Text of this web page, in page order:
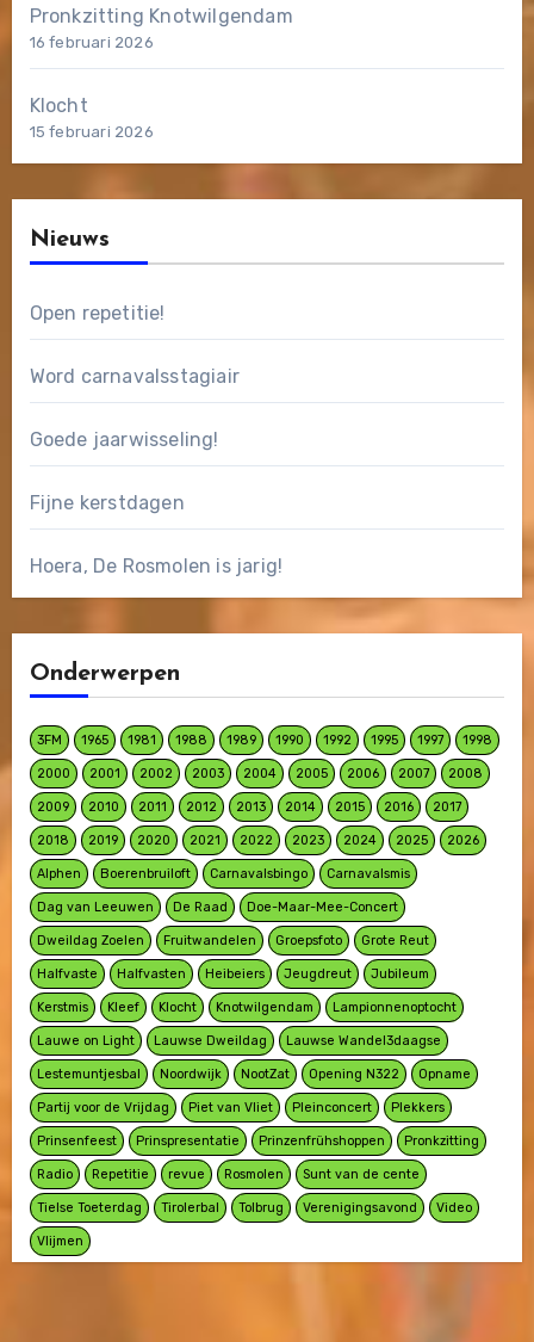
Pronkzitting Knotwilgendam
16 februari 2026
Klocht
15 februari 2026
Nieuws
Open repetitie!
Word carnavalsstagiair
Goede jaarwisseling!
Fijne kerstdagen
Hoera, De Rosmolen is jarig!
Onderwerpen
3FM 1965 1981 1988 1989 1990 1992 1995 1997 1998
2000 2001 2002 2003 2004 2005 2006 2007 2008
2009 2010 2011 2012 2013 2014 2015 2016 2017
2018 2019 2020 2021 2022 2023 2024 2025 2026
Alphen Boerenbruiloft Carnavalsbingo Carnavalsmis
Dag van Leeuwen De Raad Doe-Maar-Mee-Concert
Dweildag Zoelen Fruitwandelen Groepsfoto Grote Reut
Halfvaste Halfvasten Heibeiers Jeugdreut Jubileum
Kerstmis Kleef Klocht Knotwilgendam Lampionnenoptocht
Lauwe on Light Lauwse Dweildag Lauwse Wandel3daagse
Lestemuntjesbal Noordwijk NootZat Opening N322 Opname
Partij voor de Vrijdag Piet van Vliet Pleinconcert Plekkers
Prinsenfeest Prinspresentatie Prinzenfrühshoppen Pronkzitting
Radio Repetitie revue Rosmolen Sunt van de cente
Tielse Toeterdag Tirolerbal Tolbrug Verenigingsavond Video
Vlijmen